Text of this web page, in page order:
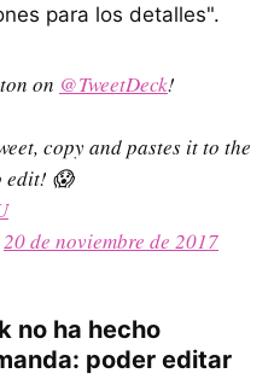
para los detalles".
on @TweetDeck!
copy and pastes it to the
edit! 😱
20 de noviembre de 2017
no ha hecho
poder editar